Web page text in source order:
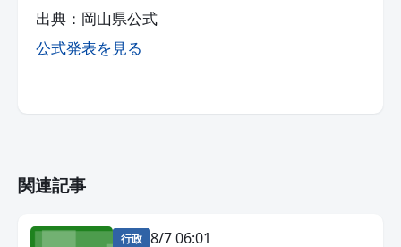
出典：岡山県公式
公式発表を見る
関連記事
行政
8/7 06:01